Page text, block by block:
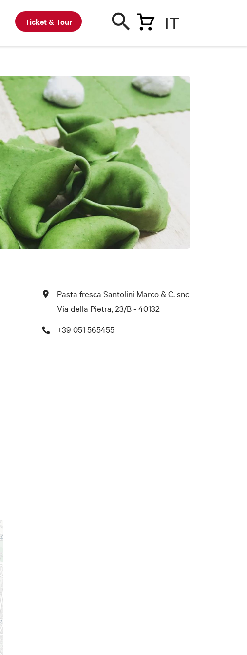
Ticket & Tour IT
Pasta fresca Santolini Marco & C. snc
Via della Pietra, 23/B - 40132
+39 051 565455